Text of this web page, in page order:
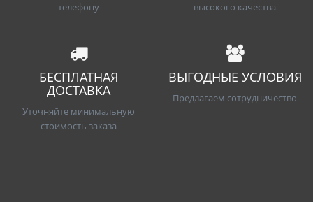
телефону
высокого качества
БЕСПЛАТНАЯ
ДОСТАВКА
Уточняйте минимальную
стоимость заказа
ВЫГОДНЫЕ УСЛОВИЯ
Предлагаем сотрудничество